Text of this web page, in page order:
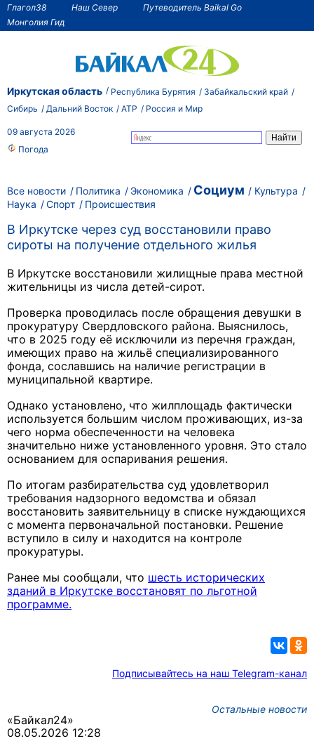
Глагол38 Наш Север
Путеводитель Baikal Go
Монголия Гид
Иркутская область Республика Бурятия
Забайкальский край
Сибирь
Дальний Восток АТР Россия и Мир
09 августа 2026
Погода
Все новости Политика Экономика Социум
Культура
Наука
Спорт Происшествия
В Иркутске через суд восстановили право
сироты на получение отдельного жилья
В Иркутске восстановили жилищные права местной
жительницы из числа детей-сирот.
Проверка проводилась после обращения девушки в
прокуратуру Свердловского района. Выяснилось,
что в 2025 году её исключили из перечня граждан,
имеющих право на жильё специализированного
фонда, сославшись на наличие регистрации в
муниципальной квартире.
Однако установлено, что жилплощадь фактически
используется большим числом проживающих, из-за
чего норма обеспеченности на человека
значительно ниже установленного уровня. Это стало
основанием для оспаривания решения.
По итогам разбирательства суд удовлетворил
требования надзорного ведомства и обязал
восстановить заявительницу в списке нуждающихся
с момента первоначальной постановки. Решение
вступило в силу и находится на контроле
прокуратуры.
Ранее мы сообщали, что шесть исторических
зданий в Иркутске восстановят по льготной
программе.
Подписывайтесь на наш Telegram-канал
Остальные новости
«Байкал24»
08.05.2026 12:28